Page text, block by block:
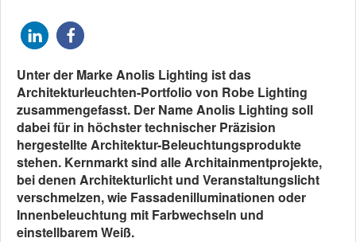
Unter der Marke Anolis Lighting ist das
Architekturleuchten-Portfolio von Robe Lighting
zusammengefasst. Der Name Anolis Lighting soll
dabei für in höchster technischer Präzision
hergestellte Architektur-Beleuchtungsprodukte
stehen. Kernmarkt sind alle Architainmentprojekte,
bei denen Architekturlicht und Veranstaltungslicht
verschmelzen, wie Fassadenilluminationen oder
Innenbeleuchtung mit Farbwechseln und
einstellbarem Weiß.